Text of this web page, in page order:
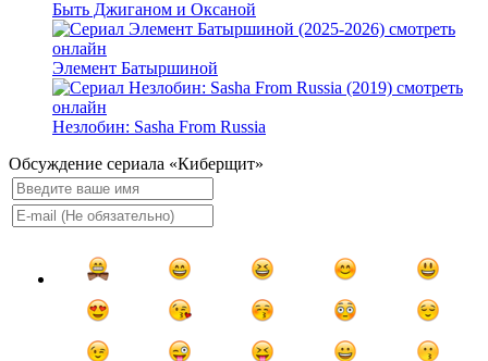
Быть Джиганом и Оксаной
Элемент Батыршиной
Незлобин: Sasha From Russia
Обсуждение сериала «Киберщит»